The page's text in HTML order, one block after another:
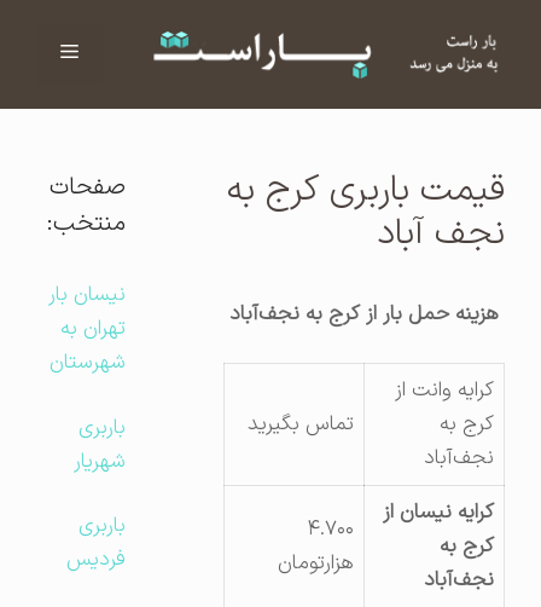
فهرست
قیمت باربری کرج به
نجف آباد
هزینه حمل بار از کرج به نجف‌آباد
کرایه وانت از
کرج به
نجف‌آباد
تماس بگیرید
کرایه نیسان از
کرج به
نجف‌آباد
۴.۷۰۰
هزارتومان
صفحات
منتخب:
نیسان بار
تهران به
شهرستان
باربری
شهریار
باربری
فردیس